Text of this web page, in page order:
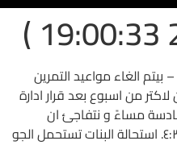
مدرسة الباسكت للبنات مواليد ٢٠٠٩ – بيتم الغاء مواعيد التمرين
لاكتر من اسبوع بعد قرار ادارة
مساءً و نتفاجئ ان
التمرين تم تعديله فقط من ٤ الي ٤:٣٠. استحالة البنات تستحمل الجو